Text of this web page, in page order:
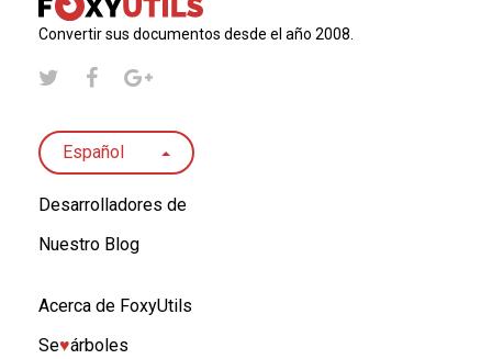
Convertir sus documentos desde el año 2008.
Español
Desarrolladores de
Nuestro Blog
Acerca de FoxyUtils
Se♥︎árboles